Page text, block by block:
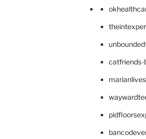
catfriends-